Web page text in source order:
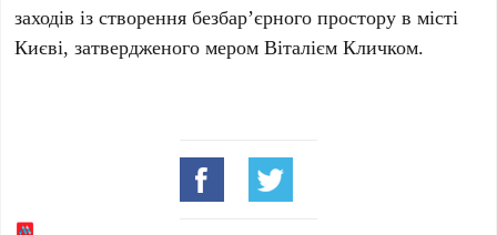
заходів із створення безбар’єрного простору в місті
Києві, затвердженого меромВіталієм Кличком.